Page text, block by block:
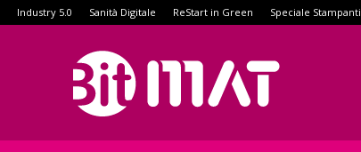
Industry 5.0 Sanità Digitale ReStart in Green Speciale Stampanti